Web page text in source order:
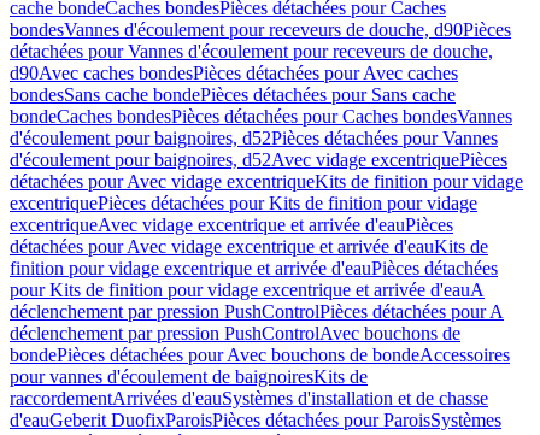
cache bondeCaches bondesPièces détachées pour Caches
bondesVannes d'écoulement pour receveurs de douche, d90Pièces
détachées pour Vannes d'écoulement pour receveurs de douche,
d90Avec caches bondesPièces détachées pour Avec caches
bondesSans cache bondePièces détachées pour Sans cache
bondeCaches bondesPièces détachées pour Caches bondesVannes
d'écoulement pour baignoires, d52Pièces détachées pour Vannes
d'écoulement pour baignoires, d52Avec vidage excentriquePièces
détachées pour Avec vidage excentriqueKits de finition pour vidage
excentriquePièces détachées pour Kits de finition pour vidage
excentriqueAvec vidage excentrique et arrivée d'eauPièces
détachées pour Avec vidage excentrique et arrivée d'eauKits de
finition pour vidage excentrique et arrivée d'eauPièces détachées
pour Kits de finition pour vidage excentrique et arrivée d'eauA
déclenchement par pression PushControlPièces détachées pour A
déclenchement par pression PushControlAvec bouchons de
bondePièces détachées pour Avec bouchons de bondeAccessoires
pour vannes d'écoulement de baignoiresKits de
raccordementArrivées d'eauSystèmes d'installation et de chasse
d'eauGeberit DuofixParoisPièces détachées pour ParoisSystèmes